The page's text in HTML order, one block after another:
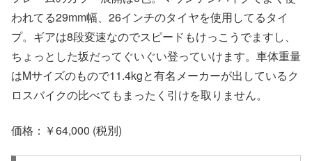
われてる29mm幅、26インチのタイヤを使用してるタイ
プ。ギアは8段変速なのでスピードもけっこうでますし、
ちょっとした坂だってぐいぐい登っていけます。車体重量
はMサイズのもので11.4kgと有名メーカーが出しているク
ロスバイクの比べてもまったく引けを取りません。
価格：￥64,000 (税別)